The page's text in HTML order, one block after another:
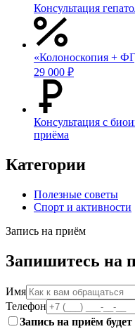
Консультация
«Колоноскопия +
29 000 ₽
Консультация с
приёма
Категории
Полезные советы
Спорт и активности
Запись на приём
Запишитесь на
Имя
Телефон
Запись на приём